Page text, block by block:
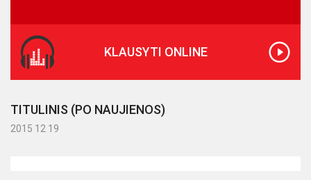
KLAUSYTI ONLINE
TITULINIS (PO NAUJIENOS)
2015 12 19